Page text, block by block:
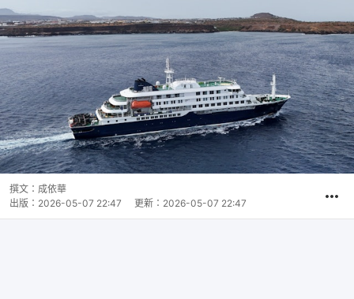
撰文： 成依華
出版： 2026-05-07 22:47 更新： 2026-05-07 22:47